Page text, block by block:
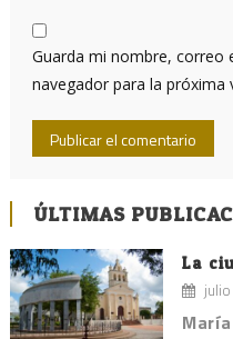
Guarda mi nombre, correo
navegador para la próxima
ÚLTIMAS
La